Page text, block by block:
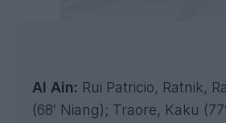
Al Ain: Rui Patricio, Ratnik,
(68′ Niang); Traore, Kaku